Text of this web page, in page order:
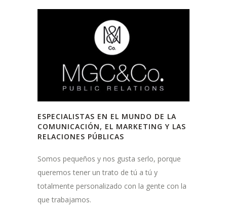
ESPECIALISTAS EN EL MUNDO DE LA
COMUNICACIÓN, EL MARKETING Y LAS
RELACIONES PÚBLICAS
Somos pequeños y nos gusta serlo, porque
queremos tener un trato de tú a tú y
totalmente personalizado con la gente con la
que trabajamos.